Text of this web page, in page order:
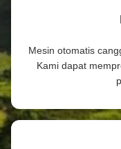
Mesin otomatis
Kami dapat